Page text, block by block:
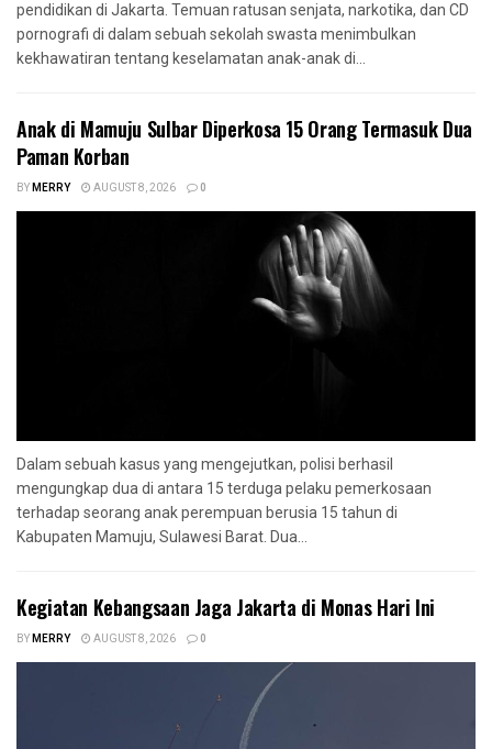
pendidikan di Jakarta. Temuan ratusan senjata, narkotika, dan CD
pornografi di dalam sebuah sekolah swasta menimbulkan
kekhawatiran tentang keselamatan anak-anak di...
Anak di Mamuju Sulbar Diperkosa 15 Orang Termasuk Dua
Paman Korban
BYMERRY AUGUST 8, 2026 0
Dalam sebuah kasus yang mengejutkan, polisi berhasil
mengungkap dua di antara 15 terduga pelaku pemerkosaan
terhadap seorang anak perempuan berusia 15 tahun di
Kabupaten Mamuju, Sulawesi Barat. Dua...
Kegiatan Kebangsaan Jaga Jakarta di Monas Hari Ini
BYMERRY AUGUST 8, 2026 0